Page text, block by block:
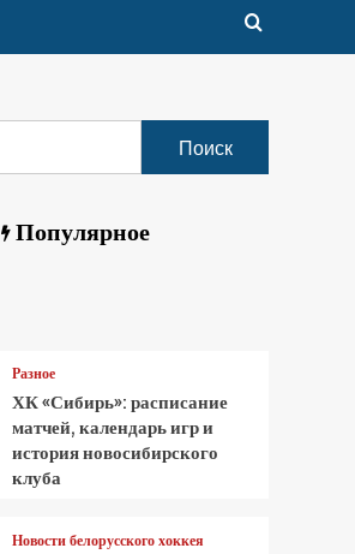
Популярное
Разное
ХК «Сибирь»: расписание
матчей, календарь игр и
история новосибирского
клуба
Новости белорусского хоккея